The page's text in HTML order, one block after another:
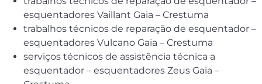
esquentadores Vaillant Gaia – Crestuma
trabalhos técnicos de reparação de esquentador –
esquentadores Vulcano Gaia – Crestuma
serviços técnicos de assistência técnica a
esquentador – esquentadores Zeus Gaia –